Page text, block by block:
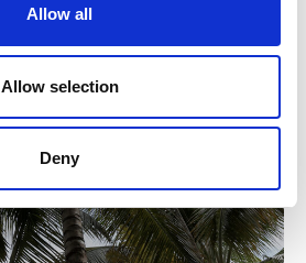
Allow all
Allow selection
Deny